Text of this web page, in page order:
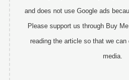
and does not use Google ads
Please support us through Buy
reading the article so that we can
media.